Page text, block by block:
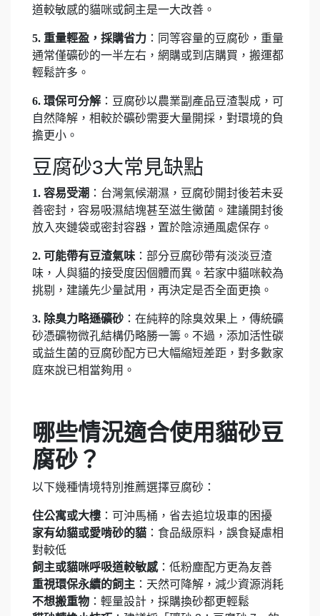
道較敏感的貓咪或飼主是一大改善。
5. 重量輕盈，採購省力 ：同等容量的豆腐砂，重量
通常僅礦砂的一半左右，網購或到店購買，搬運都
輕鬆許多。
6. 環保可分解 ：豆腐砂以農業副產品豆渣製成，可
自然降解，相較於礦砂需要大量開採，對環境的負
擔更小。
豆腐砂3大常見缺點
1. 容易受潮 ：台灣氣候潮濕，豆腐砂開封後若未妥
善密封，容易吸濕結塊甚至滋生黴菌。建議開封後
放入夾鏈袋或密封容器，置於陰涼通風處保存。
2. 可能帶有豆渣氣味 ：部分豆腐砂帶有淡淡豆渣
味，人與貓的接受度因個體而異。若家中貓咪較為
挑剔，建議先少量試用，再決定是否全面更換。
3. 除臭力略遜礦砂 ：在純粹的除臭效果上，傳統礦
砂憑礦物微孔結構仍略勝一籌。不過，添加活性碳
或益生菌的豆腐砂配方已大幅縮短差距，對多數家
庭來說已相當夠用。
哪些情況適合使用貓砂豆
腐砂？
以下幾種情境特別推薦選擇豆腐砂：
住公寓或大樓 ：可沖馬桶，省去追垃圾車的困擾
家有幼貓或愛啃砂的貓 ：食品級原料，誤食疑慮相
對較低
飼主或貓咪呼吸道較敏感：低粉塵配方更為友善
重視環保永續的飼主 ：天然可降解，減少資源消耗
不想搬重物 ：輕量設計，採購換砂都更輕鬆